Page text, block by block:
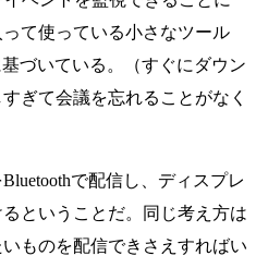
て使っている小さなツール
づいている。（すぐにダウン
ぎて会議を忘れることがなく
で配信し、ディスプレ
ということだ。同じ考え方は
ものを配信できさえすればい